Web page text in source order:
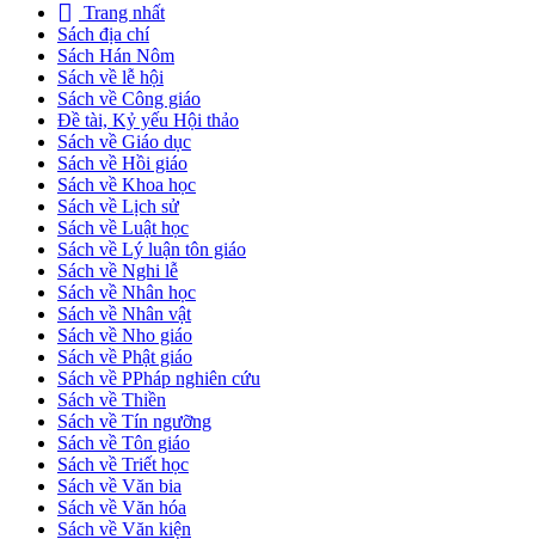
Trang nhất
Sách địa chí
Sách Hán Nôm
Sách về lễ hội
Sách về Công giáo
Đề tài, Kỷ yếu Hội thảo
Sách về Giáo dục
Sách về Hồi giáo
Sách về Khoa học
Sách về Lịch sử
Sách về Luật học
Sách về Lý luận tôn giáo
Sách về Nghi lễ
Sách về Nhân học
Sách về Nhân vật
Sách về Nho giáo
Sách về Phật giáo
Sách về PPháp nghiên cứu
Sách về Thiền
Sách về Tín ngưỡng
Sách về Tôn giáo
Sách về Triết học
Sách về Văn bia
Sách về Văn hóa
Sách về Văn kiện